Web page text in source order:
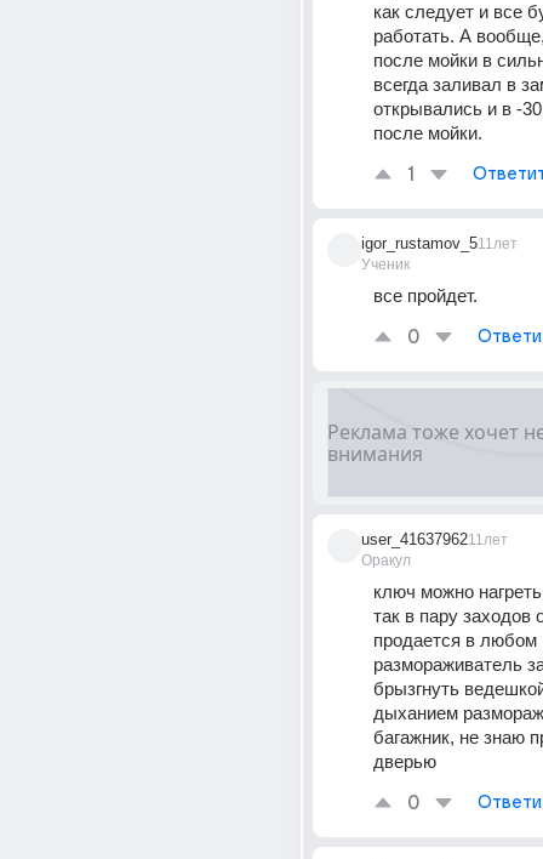
как следует и все
работать. А
после мойки в
всегда заливал в
открывались и в -
после мойки.
1
igor_rustamov_5
Ученик
11лет
все пройдет.
0
user_41637962
Оракул
11лет
ключ можно
так в пару заходов
продается в любом
размораживатель
брызгнуть
дыханием
багажник, не знаю
дверью
0